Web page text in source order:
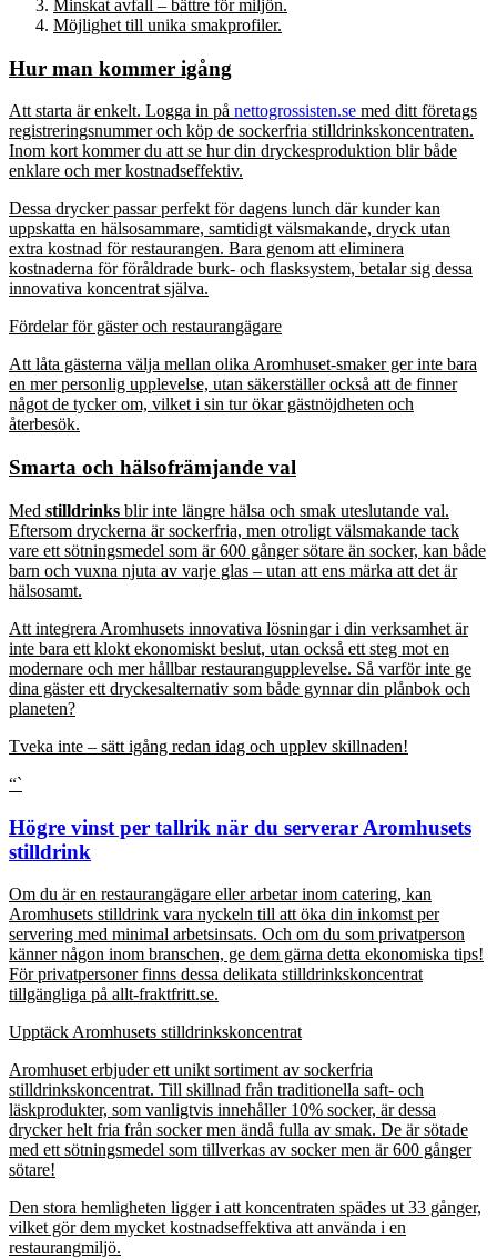
Minskat avfall – bättre för miljön.
Möjlighet till unika smakprofiler.
Hur man kommer igång
Att starta är enkelt. Logga in på nettogrossisten.se med ditt företags
registreringsnummer och köp de sockerfria stilldrinkskoncentraten.
Inom kort kommer du att se hur din dryckesproduktion blir både
enklare och mer kostnadseffektiv.
Dessa drycker passar perfekt för dagens lunch där kunder kan
uppskatta en hälsosammare, samtidigt välsmakande, dryck utan
extra kostnad för restaurangen. Bara genom att eliminera
kostnaderna för föråldrade burk- och flasksystem, betalar sig dessa
innovativa koncentrat själva.
Fördelar för gäster och restaurangägare
Att låta gästerna välja mellan olika Aromhuset-smaker ger inte bara
en mer personlig upplevelse, utan säkerställer också att de finner
något de tycker om, vilket i sin tur ökar gästnöjdheten och
återbesök.
Smarta och hälsofrämjande val
Med stilldrinks blir inte längre hälsa och smak uteslutande val.
Eftersom dryckerna är sockerfria, men otroligt välsmakande tack
vare ett sötningsmedel som är 600 gånger sötare än socker, kan både
barn och vuxna njuta av varje glas – utan att ens märka att det är
hälsosamt.
Att integrera Aromhusets innovativa lösningar i din verksamhet är
inte bara ett klokt ekonomiskt beslut, utan också ett steg mot en
modernare och mer hållbar restaurangupplevelse. Så varför inte ge
dina gäster ett dryckesalternativ som både gynnar din plånbok och
planeten?
Tveka inte – sätt igång redan idag och upplev skillnaden!
“`
Högre vinst per tallrik när du serverar Aromhusets
stilldrink
Om du är en restaurangägare eller arbetar inom catering, kan
Aromhusets stilldrink vara nyckeln till att öka din inkomst per
servering med minimal arbetsinsats. Och om du som privatperson
känner någon inom branschen, ge dem gärna detta ekonomiska tips!
För privatpersoner finns dessa delikata stilldrinkskoncentrat
tillgängliga på allt-fraktfritt.se.
Upptäck Aromhusets stilldrinkskoncentrat
Aromhuset erbjuder ett unikt sortiment av sockerfria
stilldrinkskoncentrat. Till skillnad från traditionella saft- och
läskprodukter, som vanligtvis innehåller 10% socker, är dessa
drycker helt fria från socker men ändå fulla av smak. De är sötade
med ett sötningsmedel som tillverkas av socker men är 600 gånger
sötare!
Den stora hemligheten ligger i att koncentraten spädes ut 33 gånger,
vilket gör dem mycket kostnadseffektiva att använda i en
restaurangmiljö.